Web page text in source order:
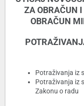
ZA OBRAČUN
OBRAČUN
Potraživanja iz
Potraživanja iz
Zakonu o radu